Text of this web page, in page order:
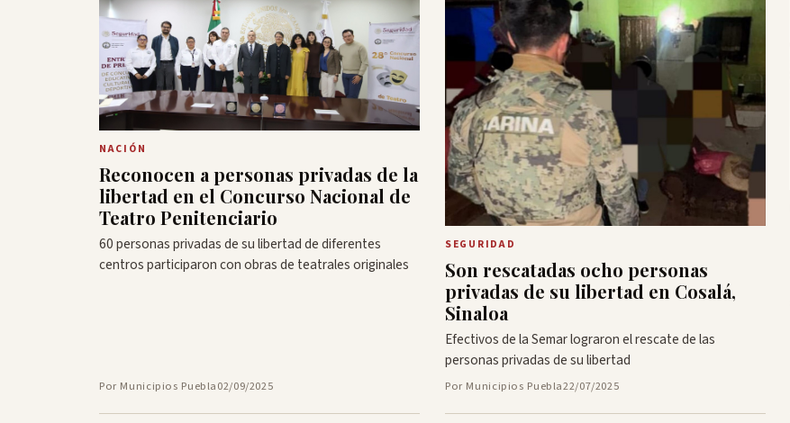
NACIÓN
Reconocen a personas privadas de la
libertad en el Concurso Nacional de
Teatro Penitenciario
60 personas privadas de su libertad de diferentes
centros participaron con obras de teatrales originales
Por Municipios Puebla02/09/2025
SEGURIDAD
Son rescatadas ocho personas
privadas de su libertad en Cosalá,
Sinaloa
Efectivos de la Semar lograron el rescate de las
personas privadas de su libertad
Por Municipios Puebla22/07/2025